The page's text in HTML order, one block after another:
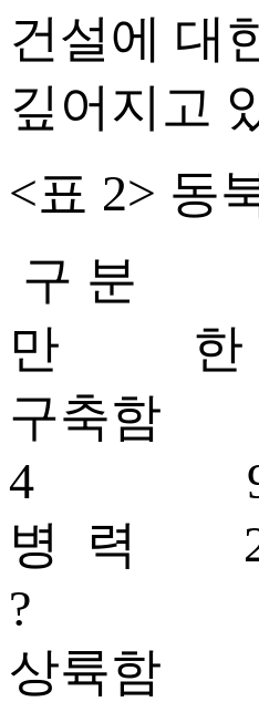
건설에 대
깊어지고
<표 2> 동
구 분
만 한
구
4
병
?
상